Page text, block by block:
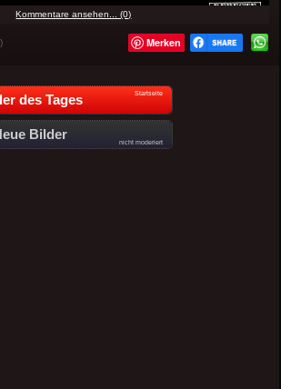
Kommentare ansehen... (0)
Merken
des Tages Startseite
Bilder
nicht moderiert